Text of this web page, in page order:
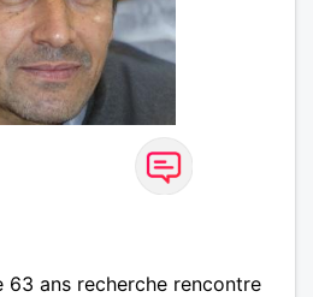
63 ans recherche rencontre